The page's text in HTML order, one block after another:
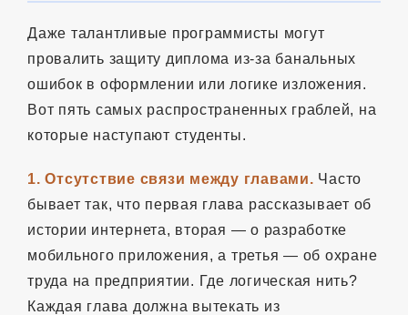
Даже талантливые программисты могут
провалить защиту диплома из-за банальных
ошибок в оформлении или логике изложения.
Вот пять самых распространенных граблей, на
которые наступают студенты.
1. Отсутствие связи между главами. Часто
бывает так, что первая глава рассказывает об
истории интернета, вторая — о разработке
мобильного приложения, а третья — об охране
труда на предприятии. Где логическая нить?
Каждая глава должна вытекать из